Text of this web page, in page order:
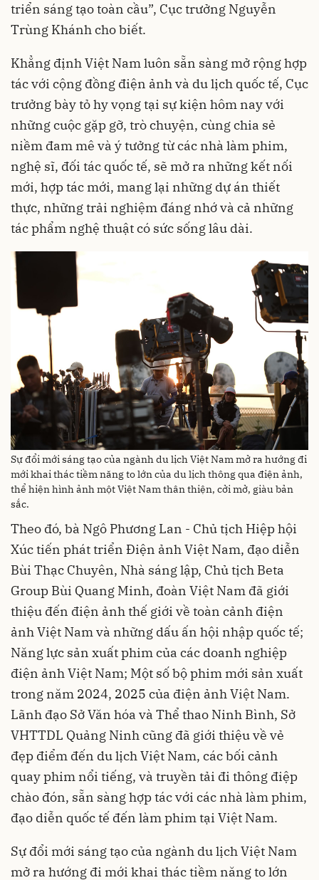
triển sáng tạo toàn cầu”, Cục trưởng Nguyễn
Trùng Khánh cho biết.
Khẳng định Việt Nam luôn sẵn sàng mở rộng hợp
tác với cộng đồng điện ảnh và du lịch quốc tế, Cục
trưởng bày tỏ hy vọng tại sự kiện hôm nay với
những cuộc gặp gỡ, trò chuyện, cùng chia sẻ
niềm đam mê và ý tưởng từ các nhà làm phim,
nghệ sĩ, đối tác quốc tế, sẽ mở ra những kết nối
mới, hợp tác mới, mang lại những dự án thiết
thực, những trải nghiệm đáng nhớ và cả những
tác phẩm nghệ thuật có sức sống lâu dài.
Sự đổi mới sáng tạo của ngành du lịch Việt Nam mở ra hướng đi
mới khai thác tiềm năng to lớn của du lịch thông qua điện ảnh,
thể hiện hình ảnh một Việt Nam thân thiện, cởi mở, giàu bản
sắc.
Theo đó, bà Ngô Phương Lan - Chủ tịch Hiệp hội
Xúc tiến phát triển Điện ảnh Việt Nam, đạo diễn
Bùi Thạc Chuyên, Nhà sáng lập, Chủ tịch Beta
Group Bùi Quang Minh, đoàn Việt Nam đã giới
thiệu đến điện ảnh thế giới về toàn cảnh điện
ảnh Việt Nam và những dấu ấn hội nhập quốc tế;
Năng lực sản xuất phim của các doanh nghiệp
điện ảnh Việt Nam; Một số bộ phim mới sản xuất
trong năm 2024, 2025 của điện ảnh Việt Nam.
Lãnh đạo Sở Văn hóa và Thể thao Ninh Bình, Sở
VHTTDL Quảng Ninh cũng đã giới thiệu về vẻ
đẹp điểm đến du lịch Việt Nam, các bối cảnh
quay phim nổi tiếng, và truyền tải đi thông điệp
chào đón, sẵn sàng hợp tác với các nhà làm phim,
đạo diễn quốc tế đến làm phim tại Việt Nam.
Sự đổi mới sáng tạo của ngành du lịch Việt Nam
mở ra hướng đi mới khai thác tiềm năng to lớn